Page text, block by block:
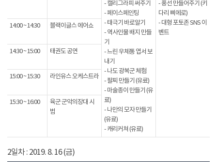
- 캘리그라피 써주기
- 페이스페인팅
- 태극기 바로알기
- 역사인물 배지 만들
기
- 느린 우체통 엽서 보
내기
- 나도 광복군 체험
- 팔찌 만들기 (유료)
- 마술종이 만들기 (유
료)
- 나만의 모자 만들기
(유료)
- 캐리커쳐 (유료)
- 풍선 만들어주기 (키
다리 삐에로)
- 대형 포토존 SNS 이
벤트
14:00 ~ 14:30 블랙이글스 에어쇼
14:30 ~ 15:00 태권도 공연
15:00 ~ 15:30 라인유스 오케스트라
15:30 ~ 16:00
육군 군악의장대 시
범
2일차 : 2019. 8. 16 (금)